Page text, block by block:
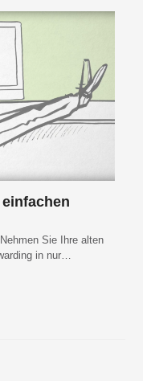
Sie Ihre alten
in nur…